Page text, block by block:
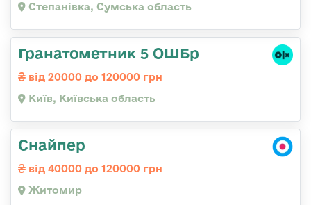
Степанівка, Сумська область
Гранатометник 5 ОШБр
від 20000 до 120000 грн
Київ, Київська область
Снайпер
від 40000 до 120000 грн
Житомир